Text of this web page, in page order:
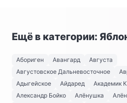
Ещё в категории:
Абориген Авангард
Августа
Августовское Дальневосточное
Адыгейское
Айдаред
Академик
Александр Бойко
Алёнушка